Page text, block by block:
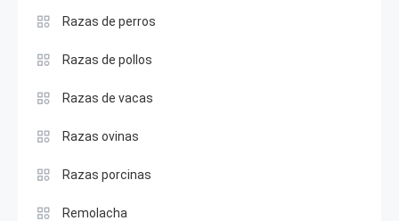
Razas de perros
Razas de pollos
Razas de vacas
Razas ovinas
Razas porcinas
Remolacha